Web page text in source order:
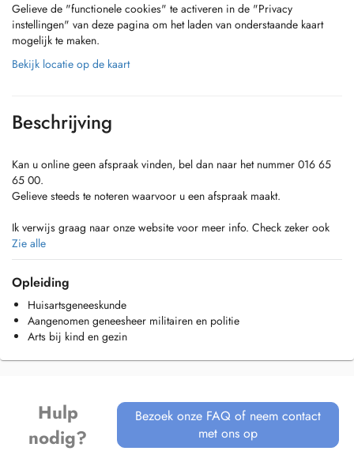
Gelieve de "functionele cookies" te activeren in de "Privacy
instellingen" van deze pagina om het laden van onderstaande kaart
mogelijk te maken.
Bekijk locatie op de kaart
Beschrijving
Kan u online geen afspraak vinden, bel dan naar het nummer 016 65
65 00.
Gelieve steeds te noteren waarvoor u een afspraak maakt.
Ik verwijs graag naar onze website voor meer info. Check zeker ook
onze huisregels.
https://websites.mijndokter.be/praktijkarenberg/huisregels/
Er worden geen voorschriften of attesten telefonisch afgeleverd.
Ook voor reisadvies, bespreken van resultaten, invullen van attesten,...
vragen we om een afspraak te maken om u zo de beste zorg te kunnen
geven.
Zie alle
Opleiding
Huisartsgeneeskunde
Aangenomen geneesheer militairen en politie
Arts bij kind en gezin
Hulp
nodig?
Bezoek onze FAQ of neem contact
met ons op